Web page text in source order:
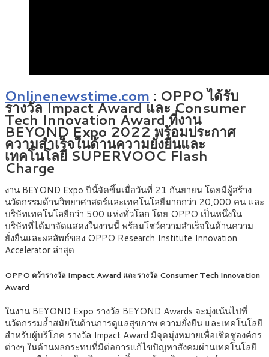
Onlinenewstime.com : OPPO ได้รับ
รางวัล Impact Award และ Consumer
Tech Innovation Award ที่งาน
BEYOND Expo 2022 พร้อมประกาศ
ความสำเร็จในด้านความยั่งยืนและ
เทคโนโลยี SUPERVOOC Flash
Charge
งาน BEYOND Expo ปีนี้จัดขึ้นเมื่อวันที่ 21 กันยายน โดยมีผู้สร้าง
นวัตกรรมด้านวิทยาศาสตร์และเทคโนโลยีมากกว่า 20,000 คน และ
บริษัทเทคโนโลยีกว่า 500 แห่งทั่วโลก โดย OPPO เป็นหนึ่งใน
บริษัทที่ได้มาจัดแสดงในงานนี้ พร้อมโชว์ความสำเร็จในด้านความ
ยั่งยืนและผลลัพธ์ของ OPPO Research Institute Innovation
Accelerator ล่าสุด
OPPO คว้ารางวัล Impact Award และรางวัล Consumer Tech Innovation
Award
ในงาน BEYOND Expo รางวัล BEYOND Awards จะมุ่งเน้นไปที่
นวัตกรรมล้ำสมัยในด้านการดูแลสุขภาพ ความยั่งยืน และเทคโนโลยี
สำหรับผู้บริโภค รางวัล Impact Award มีจุดมุ่งหมายเพื่อเชิดชูองค์กร
ต่างๆ ในด้านผลกระทบที่มีต่อการแก้ไขปัญหาสังคมผ่านเทคโนโลยี